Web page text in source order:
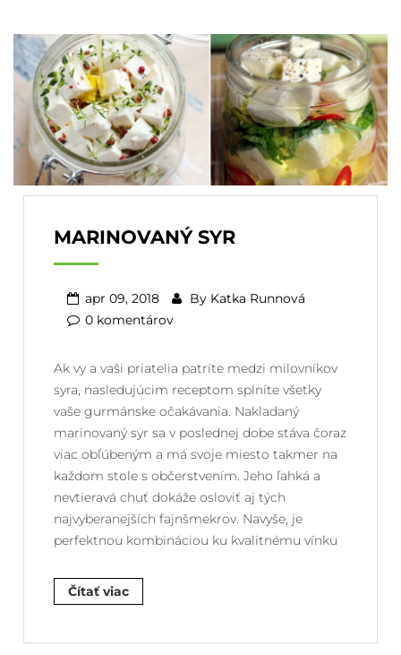
MARINOVANÝ SYR
apr 09, 2018 By Katka Runnová
0 komentárov
Ak vy a vaši priatelia patríte medzi milovníkov
syra, nasledujúcim receptom splníte všetky
vaše gurmánske očakávania. Nakladaný
marinovaný syr sa v poslednej dobe stáva čoraz
viac obľúbeným a má svoje miesto takmer na
každom stole s občerstvením. Jeho ľahká a
nevtieravá chuť dokáže osloviť aj tých
najvyberanejších fajnšmekrov. Navyše, je
perfektnou kombináciou ku kvalitnému vínku
Čítať viac